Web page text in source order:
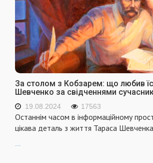
За столом з Кобзарем: що любив
Шевченко за свідченнями
19.08.2024 17563
Останнім часом в інформаційному
цікава деталь з життя Тараса